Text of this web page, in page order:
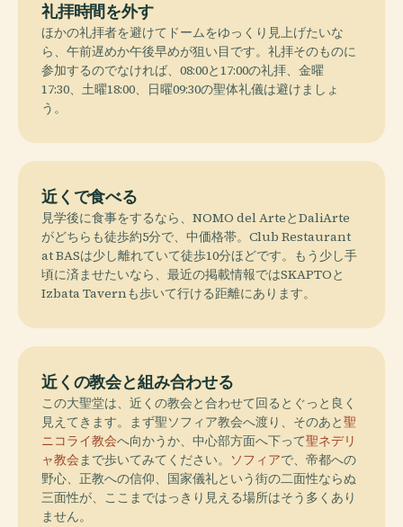
礼拝時間を外す
ほかの礼拝者を避けてドームをゆっくり見上げたいな
ら、午前遅めか午後早めが狙い目です。礼拝そのものに
参加するのでなければ、08:00と17:00の礼拝、金曜
17:30、土曜18:00、日曜09:30の聖体礼儀は避けましょ
う。
近くで食べる
見学後に食事をするなら、NOMO del ArteとDaliArte
がどちらも徒歩約5分で、中価格帯。Club Restaurant
at BASは少し離れていて徒歩10分ほどです。もう少し手
頃に済ませたいなら、最近の掲載情報ではSKAPTOと
Izbata Tavernも歩いて行ける距離にあります。
近くの教会と組み合わせる
この大聖堂は、近くの教会と合わせて回るとぐっと良く
見えてきます。まず聖ソフィア教会へ渡り、そのあと聖
ニコライ教会へ向かうか、中心部方面へ下って聖ネデリ
ャ教会まで歩いてみてください。 ソフィアで、帝都への
野心、正教への信仰、国家儀礼という街の二面性ならぬ
三面性が、ここまではっきり見える場所はそう多くあり
ません。